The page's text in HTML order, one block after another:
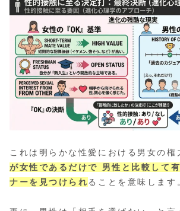
これは明らかな性愛における男女の権
が女性であるだけで 男性と比較して
ナーを見つけられ ることを意味します